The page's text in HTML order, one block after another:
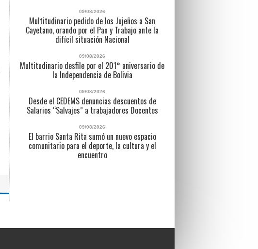
09/08/2026
Multitudinario pedido de los Jujeños a San
Cayetano, orando por el Pan y Trabajo ante la
difícil situación Nacional
09/08/2026
Multitudinario desfile por el 201° aniversario de
la Independencia de Bolivia
09/08/2026
Desde el CEDEMS denuncias descuentos de
Salarios “Salvajes” a trabajadores Docentes
09/08/2026
El barrio Santa Rita sumó un nuevo espacio
comunitario para el deporte, la cultura y el
encuentro